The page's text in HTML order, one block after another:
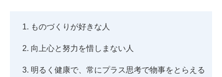
ものづくりが好きな人
向上心と努力を惜しまない人
明るく健康で、常にプラス思考で物事をとらえる